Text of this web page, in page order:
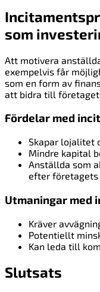
som
Att motivera
exempelvis får
som en form av
att bidra till
Fördelar med
Skapar lojalitet
Mindre kapital
Anställda som
efter företagets
Utmaningar med
Kräver
Potentiellt
Kan leda till
Slutsats